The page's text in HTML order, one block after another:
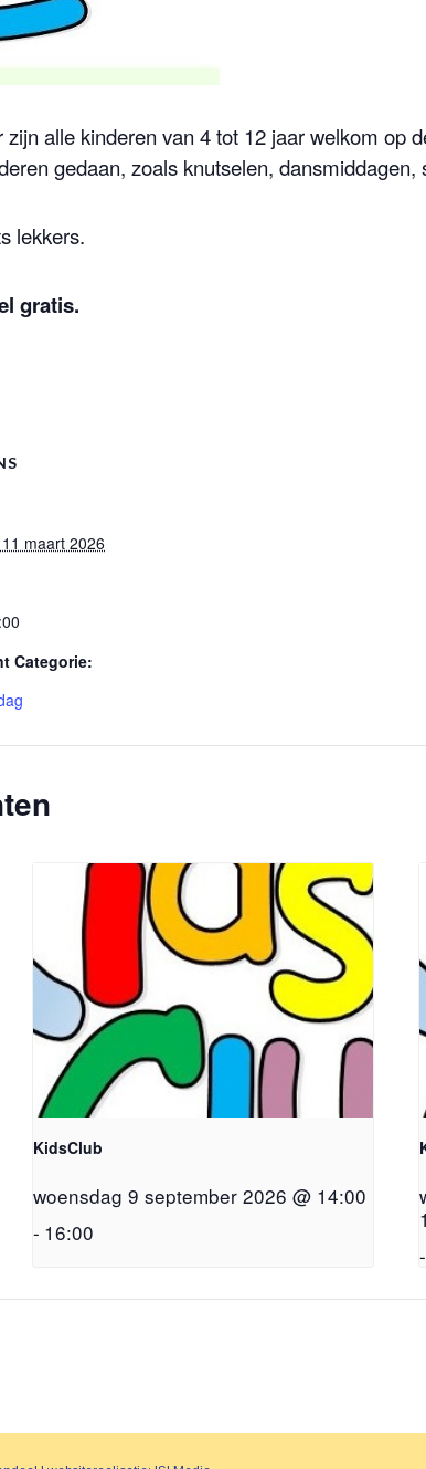
alle kinderen van 4 tot 12 jaar welkom op
gedaan, zoals knutselen, dansmiddagen,
lekkers.
gratis.
maart 2026
Categorie:
KidsClub
woensdag 9 september 2026 @ 14:00
- 16:00
-